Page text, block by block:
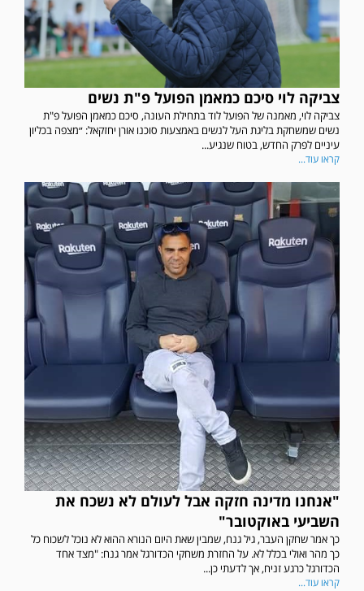
צביקה לוי סיכם כמאמן הפועל פ"ת נשים
צביקה לוי, מאמנה של הפועל לוד בתחילת העונה, סיכם כמאמן הפועל פ"ת
נשים שמשחקת בליגת העל לנשים באמצעות סוכנו אורן יחזקאל: ״מצפה בכליון
עיניים לפרק החדש, בטוח שנגיע...
קראו עוד...
"אנחנו מדינה חזקה אבל לעולם לא נשכח את
השביעי באוקטובר"
כך אמר שחקן העבר, גיל גנח, שמבין שאת היום הנורא ההוא לא נוכל לשכוח כל
כך מהר ואולי בכלל לא. על החזרת משחקי הכדורגל אמר גנח: "מצד אחד
הכדורגל כרגע זניח, אך לדעתי כן...
קראו עוד...